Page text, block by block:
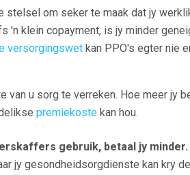
stelsel om seker te maak dat jy
'n klein copayment, is jy minder
versorgingswet kan PPO's egter nie
van u sorg te verreken. Hoe meer jy
premiekoste kan hou.
gebruik, betaal jy minder.
jy gesondheidsorgdienste kan kry